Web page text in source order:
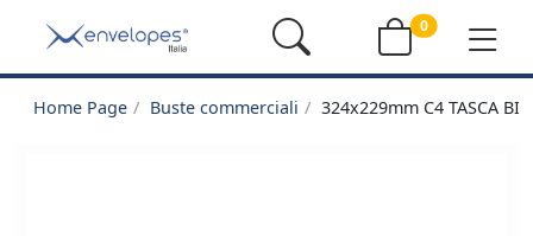
0
Home Page Buste commerciali 324x229mm C4 TASCA